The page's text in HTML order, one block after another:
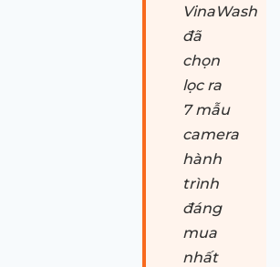
VinaWash
đã
chọn
lọc ra
7 mẫu
camera
hành
trình
đáng
mua
nhất